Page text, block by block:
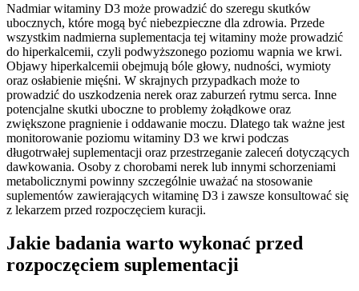
Nadmiar witaminy D3 może prowadzić do szeregu skutków
ubocznych, które mogą być niebezpieczne dla zdrowia. Przede
wszystkim nadmierna suplementacja tej witaminy może prowadzić
do hiperkalcemii, czyli podwyższonego poziomu wapnia we krwi.
Objawy hiperkalcemii obejmują bóle głowy, nudności, wymioty
oraz osłabienie mięśni. W skrajnych przypadkach może to
prowadzić do uszkodzenia nerek oraz zaburzeń rytmu serca. Inne
potencjalne skutki uboczne to problemy żołądkowe oraz
zwiększone pragnienie i oddawanie moczu. Dlatego tak ważne jest
monitorowanie poziomu witaminy D3 we krwi podczas
długotrwałej suplementacji oraz przestrzeganie zaleceń dotyczących
dawkowania. Osoby z chorobami nerek lub innymi schorzeniami
metabolicznymi powinny szczególnie uważać na stosowanie
suplementów zawierających witaminę D3 i zawsze konsultować się
z lekarzem przed rozpoczęciem kuracji.
Jakie badania warto wykonać przed
rozpoczęciem suplementacji